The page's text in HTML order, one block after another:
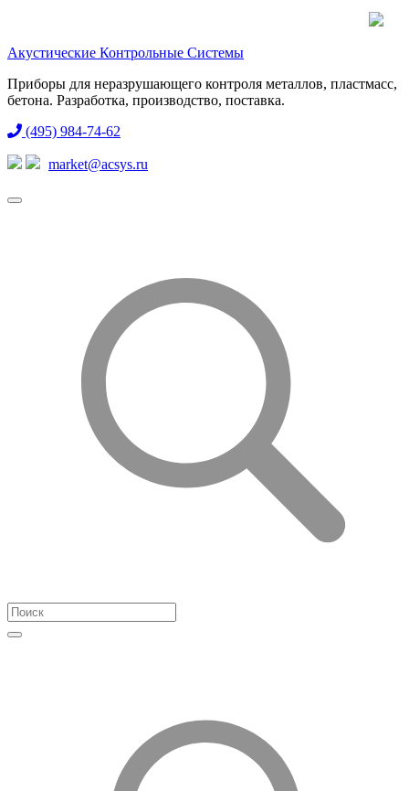
Акустические Контрольные Системы
Приборы для неразрушающего контроля металлов, пластмасс,
бетона. Разработка, производство, поставка.
(495) 984-74-62
market@acsys.ru
Toggle